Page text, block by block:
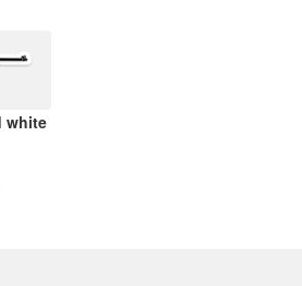
white